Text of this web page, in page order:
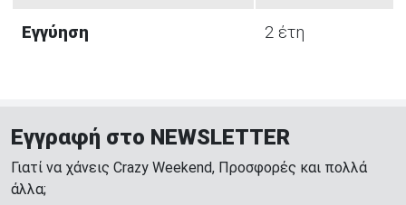
Εγγύηση 2 έτη
Εγγραφή στο NEWSLETTER
Γιατί να χάνεις Crazy Weekend, Προσφορές και πολλά
άλλα;